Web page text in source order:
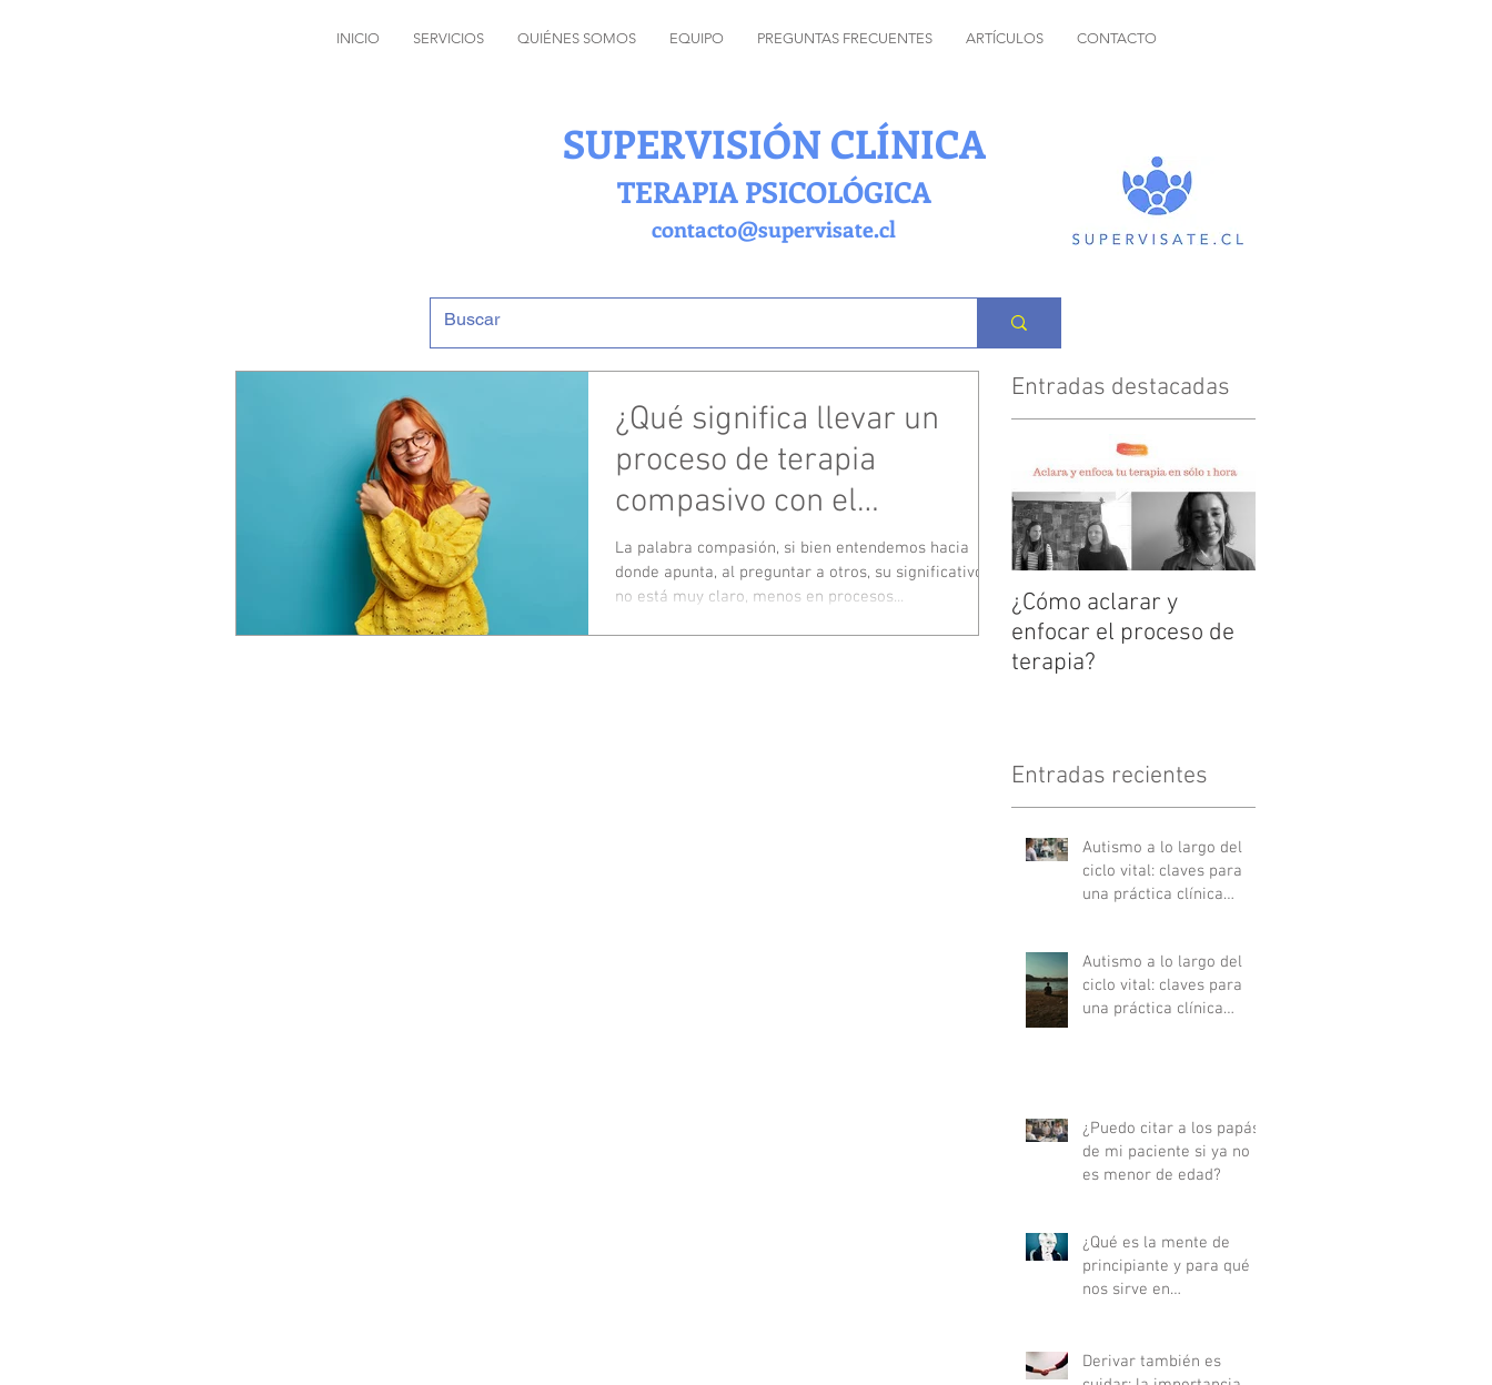
INICIO SERVICIOS QUIÉNES SOMOS EQUIPO PREGUNTAS FRECUENTES ARTÍCULOS CONTACTO
SUPERVISIÓN CLÍNICA
TERAPIA PSICOLÓGICA
contacto@supervisate.cl
¿Qué significa llevar un
proceso de terapia
compasivo con el
consultante… y con uno
mismo?
La palabra compasión, si bien entendemos hacia
donde apunta, al preguntar a otros, su significativo
no está muy claro, menos en procesos...
Entradas destacadas
¿Cómo aclarar y
enfocar el proceso de
terapia?
Entradas recientes
Autismo a lo largo del
ciclo vital: claves para
una práctica clínica
Autismo a lo largo del
ciclo vital: claves para
una práctica clínica
¿Puedo citar a los papás
de mi paciente si ya no
es menor de edad?
¿Qué es la mente de
principiante y para qué
nos sirve en
Derivar también es